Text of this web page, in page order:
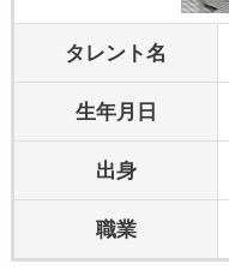
タレント名
生年月日
出身
職業